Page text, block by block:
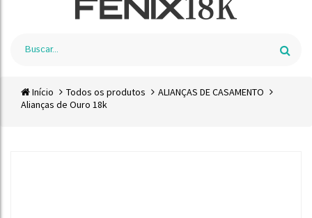
Início Todos os produtos
ALIANÇAS DE CASAMENTO
Alianças de Ouro 18k